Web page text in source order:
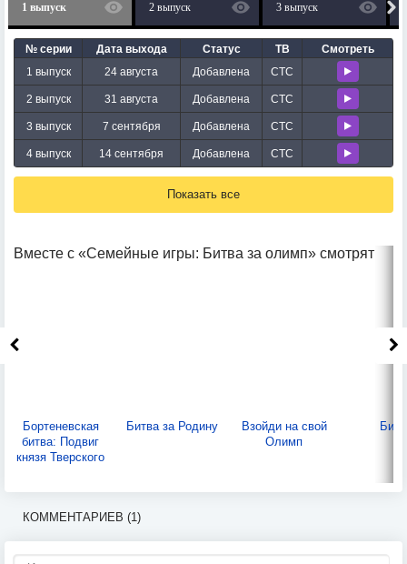
1 выпуск 2 выпуск 3 выпуск
№ серии Дата выхода Статус ТВ
Смотреть
1 выпуск
24 августа Добавлена СТС
2 выпуск 31 августа Добавлена СТС
3 выпуск 7 сентября Добавлена СТС
4 выпуск 14 сентября Добавлена СТС
Показать все
Вместе с «Семейные игры: Битва за олимп» смотрят
Бортеневская
битва: Подвиг
князя Тверского
Битва за Родину
Взойди на свой
Олимп
КОММЕНТАРИЕВ (1)